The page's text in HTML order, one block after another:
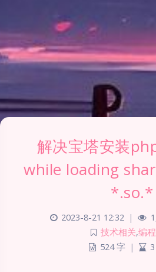
解决宝塔安装
while loading
*.so.*
2023-8-21 12:32 |
技术相关,编
524 字 |